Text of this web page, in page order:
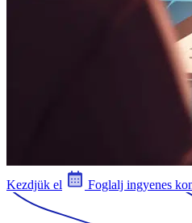
Kezdjük el Foglalj ingyenes